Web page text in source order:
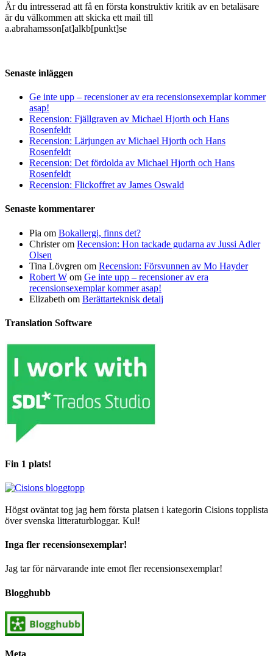
Är du intresserad att få en första konstruktiv kritik av en betaläsare
är du välkommen att skicka ett mail till
a.abrahamsson[at]alkb[punkt]se
Senaste inläggen
Ge inte upp – recensioner av era recensionsexemplar kommer
asap!
Recension: Fjällgraven av Michael Hjorth och Hans
Rosenfeldt
Recension: Lärjungen av Michael Hjorth och Hans
Rosenfeldt
Recension: Det fördolda av Michael Hjorth och Hans
Rosenfeldt
Recension: Flickoffret av James Oswald
Senaste kommentarer
Pia om Bokallergi, finns det?
Christerom Recension: Hon tackade gudarna av Jussi Adler
Olsen
Tina Lövgren om Recension: Försvunnen av Mo Hayder
Robert W om Ge inte upp – recensioner av era
recensionsexemplar kommer asap!
Elizabeth om Berättarteknisk detalj
Translation Software
Fin 1 plats!
Högst oväntat tog jag hem första platsen i kategorin Cisions topplista
över svenska litteraturbloggar. Kul!
Inga fler recensionsexemplar!
Jag tar för närvarande inte emot fler recensionsexemplar!
Blogghubb